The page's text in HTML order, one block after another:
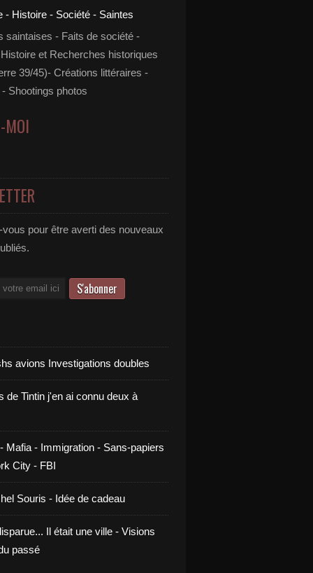
saintaises - Faits de société -
et Recherches historiques
39/45)- Créations littéraires -
Shootings photos
MOI
pour être averti des nouveaux
avions Investigations doubles
de Tintin j'en ai connu deux à
Mafia - Immigration - Sans-papiers
City - FBI
Souris - Idée de cadeau
Il était une ville - Visions
passé